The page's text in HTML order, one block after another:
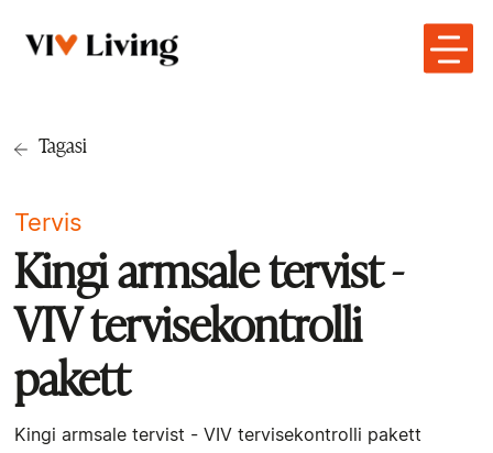
Tagasi
Tervis
Kingi armsale tervist -
VIV tervisekontrolli
pakett
Kingi armsale tervist - VIV tervisekontrolli pakett